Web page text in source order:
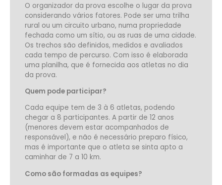
O organizador da prova escolhe o lugar da prova
considerando vários fatores. Pode ser uma trilha
rural ou um circuito urbano, numa propriedade
fechada como um sítio, ou as ruas de uma cidade.
Os trechos são definidos, medidos e avaliados
cada tempo de percurso. Com isso é elaborada
uma planilha, que é fornecida aos atletas no dia
da prova.
Quem pode participar?
Cada equipe tem de 3 à 6 atletas, podendo
chegar a 8 participantes. A partir de 12 anos
(menores devem estar acompanhados de
responsável), e não é necessário preparo físico,
mas é importante que o atleta se sinta apto a
caminhar de 7 a 10 km.
Como são formadas as equipes?